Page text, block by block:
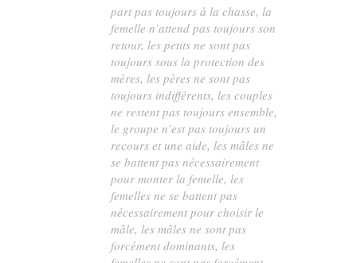
part pas toujours à la chasse, la
femelle n’attend pas toujours son
retour, les petits ne sont pas
toujours sous la protection des
mères, les pères ne sont pas
toujours indifférents, les couples
ne restent pas toujours ensemble,
le groupe n’est pas toujours un
recours et une aide, les mâles ne
se battent pas nécessairement
pour monter la femelle, les
femelles ne se battent pas
nécessairement pour choisir le
mâle, les mâles ne sont pas
forcément dominants, les